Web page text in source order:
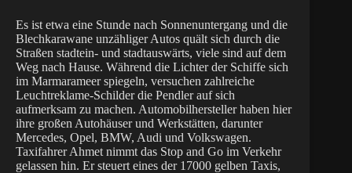
Es ist etwa eine Stunde nach Sonnenuntergang und die
Blechkarawane unzähliger Autos quält sich durch die
Straßen stadtein- und stadtauswärts, viele sind auf dem
Weg nach Hause. Während die Lichter der Schiffe sich
im Marmarameer spiegeln, versuchen zahlreiche
Leuchtreklame-Schilder die Pendler auf sich
aufmerksam zu machen. Automobilhersteller haben hier
ihre großen Autohäuser und Werkstätten, darunter
Mercedes, Opel, BMW, Audi und Volkswagen.
Taxifahrer Ahmet nimmt das Stop and Go im Verkehr
gelassen hin. Er steuert eines der 17000 gelben Taxis,